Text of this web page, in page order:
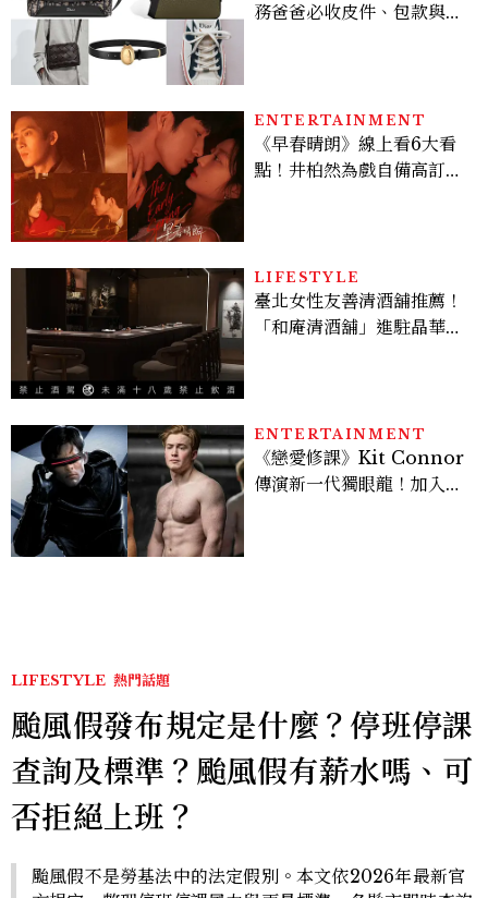
務爸爸必收皮件、包款與鞋
ENTERTAINMENT
《早春晴朗》線上看6大看
點！井柏然為戲自備高訂，
LIFESTYLE
臺北女性友善清酒舖推薦！
「和庵清酒舖」進駐晶華酒
ENTERTAINMENT
《戀愛修課》Kit Connor
傳演新一代獨眼龍！加入新
LIFESTYLE 熱門話題
颱風假發布規定是什麼？停班停課
查詢及標準？颱風假有薪水嗎、可
否拒絕上班？
颱風假不是勞基法中的法定假別。本文依2026年最新官